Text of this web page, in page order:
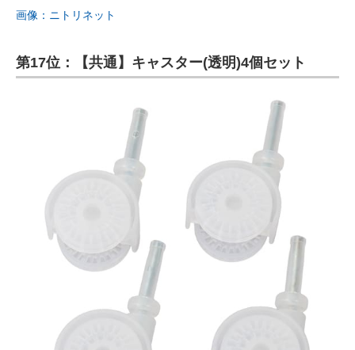
画像：ニトリネット
第17位：【共通】キャスター(透明)4個セット